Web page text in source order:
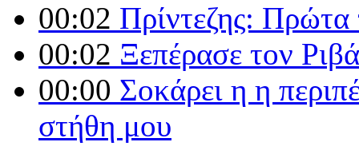
00:02 Πρίντεζης: Πρώτα
00:02 Ξεπέρασε τον
00:00 Σοκάρει η η
στήθη μου